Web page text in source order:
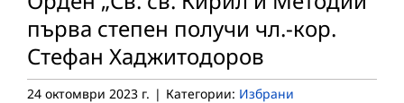
първа степен получи чл.-кор.
Стефан Хаджитодоров
24 октомври 2023 г. | Категории: Избрани